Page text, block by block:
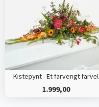
Kistepynt - Et farverigt farvel
1.999,00